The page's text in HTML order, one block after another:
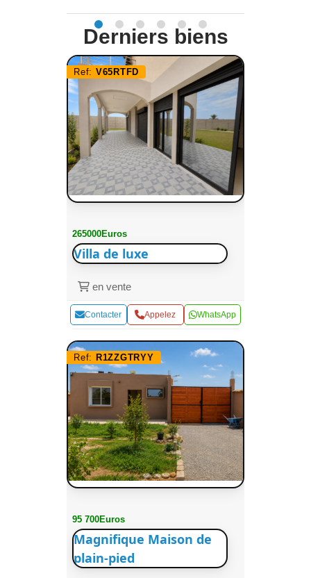
Derniers biens
Ref: V65RTFD
265000Euros
Villa de luxe
en vente
Contacter Appelez WhatsApp
Ref: R1ZZGTRYY
95 700Euros
Magnifique Maison de
plain-pied